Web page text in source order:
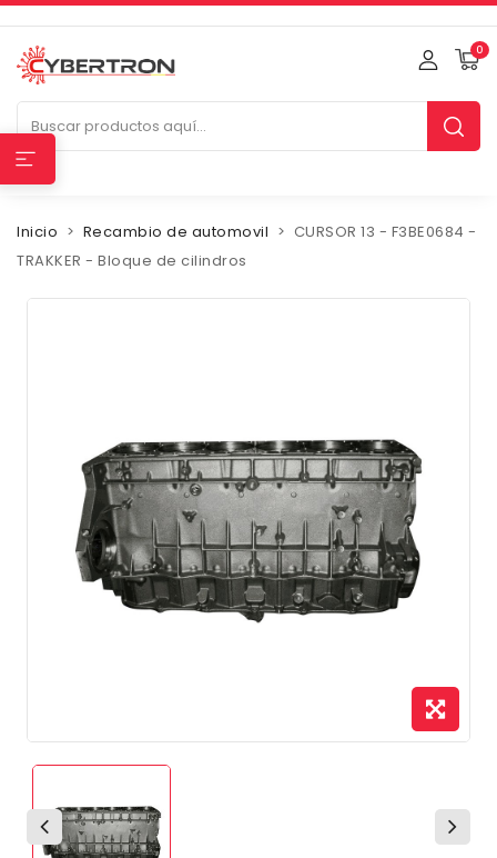
0
Inicio Recambio de automovil
CURSOR 13 - F3BE0684 -
TRAKKER - Bloque de cilindros